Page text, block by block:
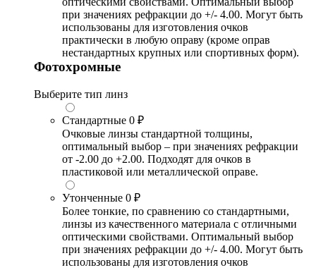
при значениях рефракции до +/- 4.00. Могут быть
использованы для изготовления очков
практически в любую оправу (кроме оправ
нестандартных крупных или спортивных форм).
Фотохромные
Выберите тип линз
Стандартные 0 ₽
Очковые линзы стандартной толщины,
оптимальный выбор – при значениях рефракции
от -2.00 до +2.00. Подходят для очков в
пластиковой или металлической оправе.
Утонченные 0 ₽
Более тонкие, по сравнению со стандартными,
линзы из качественного материала с отличными
оптическими свойствами. Оптимальный выбор
при значениях рефракции до +/- 4.00. Могут быть
использованы для изготовления очков